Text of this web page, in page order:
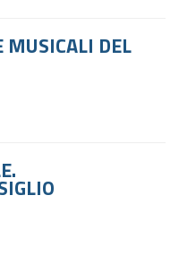
MUSICALI DEL